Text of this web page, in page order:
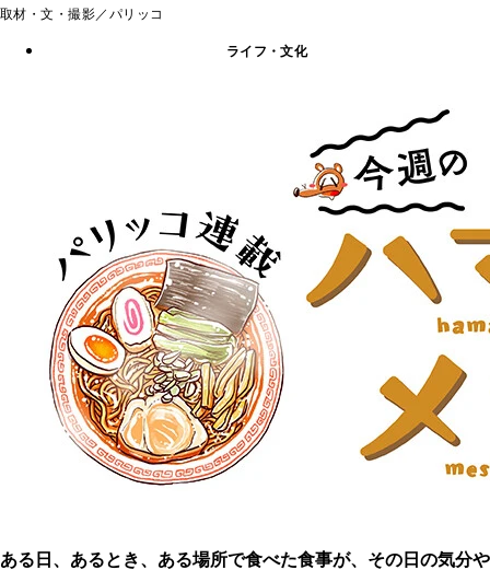
取材・文・撮影／パリッコ
ライフ・文化
ある日、あるとき、ある場所で食べた食事が、その日の気分や